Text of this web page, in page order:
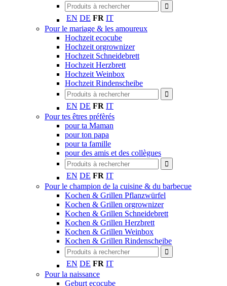
EN DE FR IT
Pour le mariage & les amoureux
Hochzeit ecocube
Hochzeit orgrownizer
Hochzeit Schneidebrett
Hochzeit Herzbrett
Hochzeit Weinbox
Hochzeit Rindenscheibe
EN DE FR IT
Pour tes êtres préfèrés
pour ta Maman
pour ton papa
pour ta famille
pour des amis et des collègues
EN DE FR IT
Pour le champion de la cuisine & du barbecue
Kochen & Grillen Pflanzwürfel
Kochen & Grillen orgrownizer
Kochen & Grillen Schneidebrett
Kochen & Grillen Herzbrett
Kochen & Grillen Weinbox
Kochen & Grillen Rindenscheibe
EN DE FR IT
Pour la naissance
Geburt ecocube